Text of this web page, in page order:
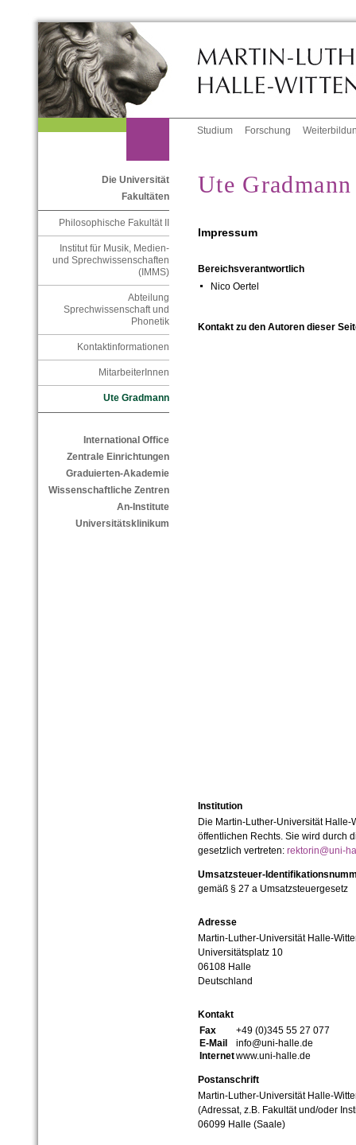
Studium Forschung
Die Universität
Fakultäten
Philosophische Fakultät II
Institut für Musik, Medien-
und Sprechwissenschaften
(IMMS)
Abteilung
Sprechwissenschaft und
Phonetik
Kontaktinformationen
MitarbeiterInnen
Ute Gradmann
International Office
Zentrale Einrichtungen
Graduierten-Akademie
Wissenschaftliche Zentren
An-Institute
Universitätsklinikum
Ute Gradmann
Impressum
Bereichsverantwortlich
Nico Oertel
Kontakt zu den Autoren dieser
Institution
Die Martin-Luther-Universität
öffentlichen Rechts. Sie wird durch
gesetzlich vertreten: rektorin@uni-
Umsatzsteuer-
gemäß § 27 a Umsatzsteuergesetz
Adresse
Martin-Luther-Universität Halle-
Universitätsplatz 10
06108 Halle
Deutschland
Kontakt
Fax
+49 (0)345 55 27 077
E-Mail
info@uni-halle.de
Internetwww.uni-halle.de
Postanschrift
Martin-Luther-Universität Halle-
(Adressat, z.B. Fakultät und/oder
06099 Halle (Saale)